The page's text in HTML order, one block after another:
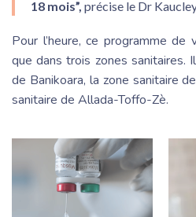
18 mois”, précise le Dr
Pour l’heure, ce programme de
que dans trois zones sanitaires.
de Banikoara, la zone sanitaire
sanitaire de Allada-Toffo-Zè.